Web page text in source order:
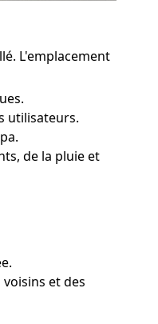
L'emplacement
utilisateurs.
de la pluie et
et des